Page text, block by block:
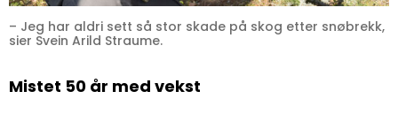
– Jeg har aldri sett så stor skade på skog etter snøbrekk,
sier Svein Arild Straume.
Mistet 50 år med vekst